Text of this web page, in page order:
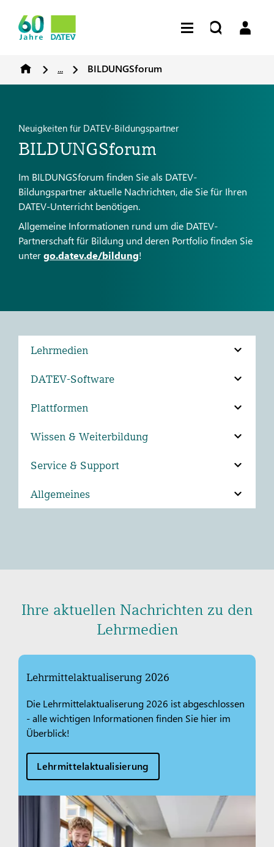
... BILDUNGSforum
Neuigkeiten für DATEV-Bildungspartner
BILDUNGSforum
Im BILDUNGSforum finden Sie als DATEV-
Bildungspartner aktuelle Nachrichten, die Sie für Ihren
DATEV-Unterricht benötigen.
Allgemeine Informationen rund um die DATEV-
Partnerschaft für Bildung und deren Portfolio finden Sie
untergo.datev.de/bildung!
Lehrmedien
DATEV-Software
Plattformen
Wissen & Weiterbildung
Service & Support
Allgemeines
Ihre aktuellen Nachrichten zu den
Lehrmedien
Lehrmittelaktualiserung 2026
Die Lehrmittelaktualiserung 2026 ist abgeschlossen
- alle wichtigen Informationen finden Sie hier im
Überblick!
Lehrmittelaktualisierung